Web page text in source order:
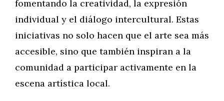
fomentando la creatividad, la expresión
individual y el diálogo intercultural. Estas
iniciativas no solo hacen que el arte sea más
accesible, sino que también inspiran a la
comunidad a participar activamente en la
escena artística local.